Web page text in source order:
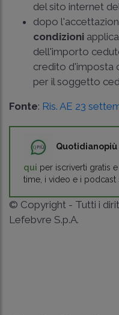
del sito internet
dopo
condizioni
dell'importo
credito d'imposta
per il soggetto
Fonte: Ris. AE 23
Quotidianopiù
qui per iscriverti gratis
time, i video e i podcast
© Copyright - Tutti i
Lefebvre S.p.A.